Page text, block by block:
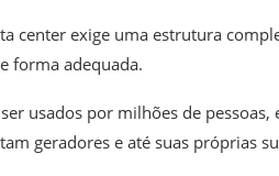
center exige uma estrutura
forma adequada.
usados por milhões de
geradores e até suas próprias